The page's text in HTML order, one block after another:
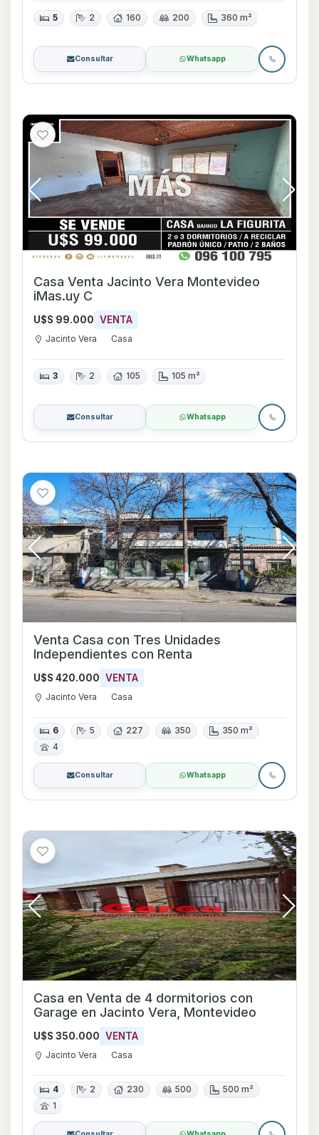
5 2 160 200 360 m²
Consultar Whatsapp
Casa Venta Jacinto Vera Montevideo
iMas.uy C
U$S 99.000 VENTA
Jacinto Vera Casa
3 2 105 105 m²
Consultar Whatsapp
Venta Casa con Tres Unidades
Independientes con Renta
U$S 420.000 VENTA
Jacinto Vera Casa
6 5 227 350
350 m²
4
Consultar Whatsapp
Casa en Venta de 4 dormitorios con
Garage en Jacinto Vera, Montevideo
U$S 350.000 VENTA
Jacinto Vera Casa
4 2 230 500
500 m²
1